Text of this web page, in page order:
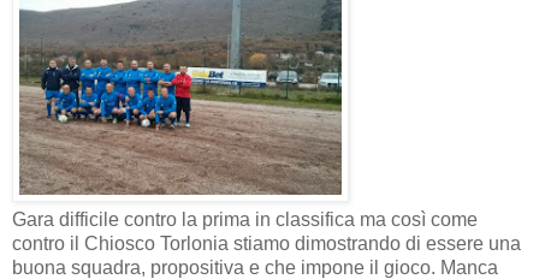
Gara difficile contro la prima in classifica ma così come
contro il Chiosco Torlonia stiamo dimostrando di essere una
buona squadra, propositiva e che impone il gioco. Manca